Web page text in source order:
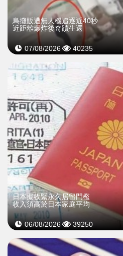
烏攤販遭無人機追逐近40秒
近距離爆炸後奇蹟生還
07/08/2026 40235
日本擬收緊永久居留門檻
收入須高於日本家庭平均
06/08/2026 39250